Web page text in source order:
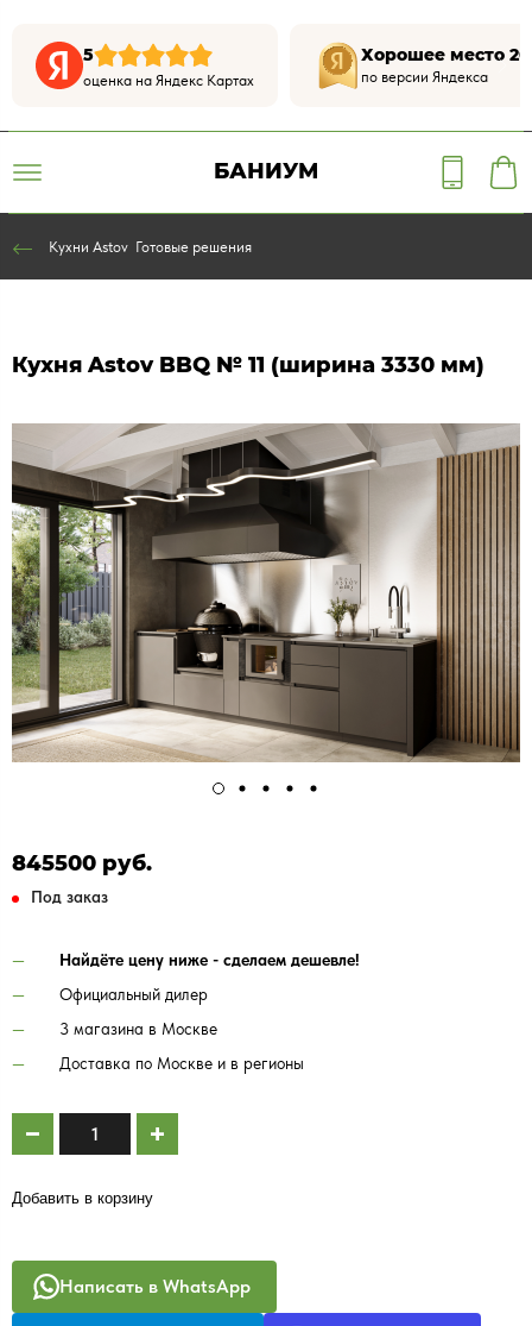
5
оценка на Яндекс Картах
Хорошее место
по версии Яндекса
БАНИУМ
Кухни Astov Готовые решения
Кухня Astov BBQ № 11 (ширина 3330 мм)
845500 руб.
Под заказ
Найдёте цену ниже - сделаем дешевле!
Официальный дилер
3 магазина в Москве
Доставка по Москве и в регионы
Добавить в корзину
Написать в WhatsApp